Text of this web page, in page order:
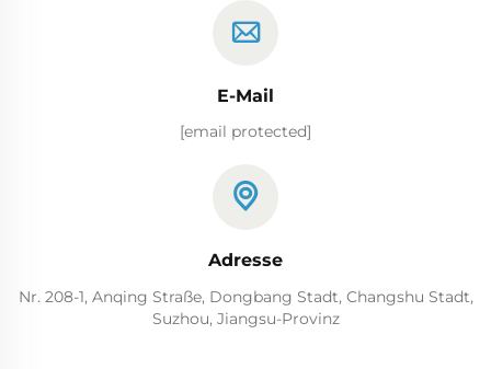
E-Mail
[email protected]
Adresse
Nr. 208-1, Anqing Straße, Dongbang Stadt, Changshu Stadt,
Suzhou, Jiangsu-Provinz